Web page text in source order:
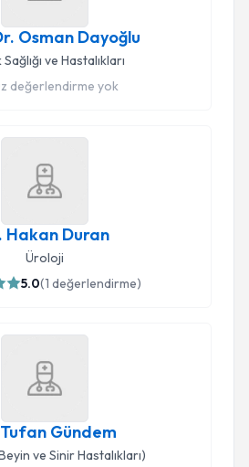
Osman Dayoğlu
ve Hastalıkları
değerlendirme yok
Hakan Duran
Üroloji
5.0(1 değerlendirme)
Gündem
ve Sinir Hastalıkları)